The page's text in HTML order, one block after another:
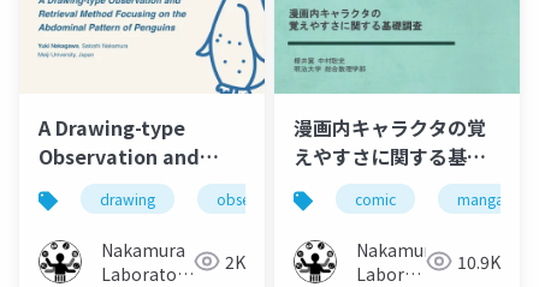
A Drawing-type
Observation and
Retrieval Method
Focusing on the
Abdominal Pattern
of Penguins
drawing observation support penguins
Nakamura
Laboratory
2K
漫画内キャラクタの覚
えやすさに関する基礎
調査
comic manga
Nakamura
Laboratory 10.9K